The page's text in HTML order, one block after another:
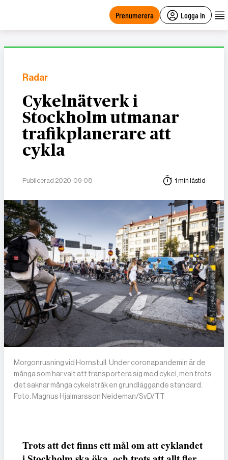
Prenumerera Logga in
Radar
Cykelnätverk i
Stockholm utmanar
trafikplanerare att
cykla
Publicerad 2020-09-08 1 min lästid
Morgonrusning vid Hornstull. Under coronapandemin är de
många som har valt att transportera sig med cykel, men trots
det saknar många cykelstråk en grundläggande standard.
Foto: Magnus Hjalmarsson Neideman/SvD/TT
Trots att det finns ett mål om att cyklandet